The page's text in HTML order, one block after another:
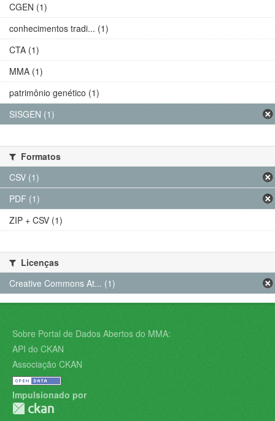
CGEN (1)
conhecimentos tradi... (1)
CTA (1)
MMA (1)
patrimônio genético (1)
SISGEN (1)
Formatos
CSV (1)
PDF (1)
ZIP + CSV (1)
Licenças
Creative Commons At... (1)
Sobre Portal de Dados Abertos do MMA:
API do CKAN
Associação CKAN
Impulsionado por